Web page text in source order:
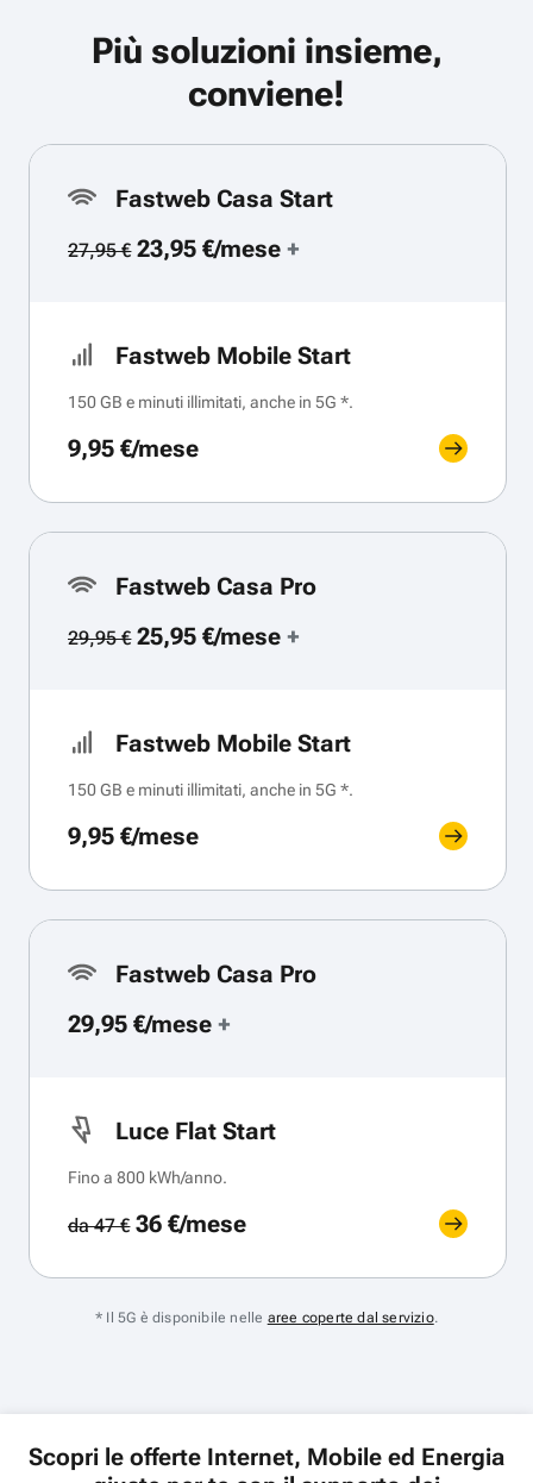
Più soluzioni insieme,
conviene!
Fastweb Casa Start
27,95 €23,95 €/mese+
Fastweb Mobile Start
150 GB e minuti illimitati, anche in 5G *.
9,95 €/mese
Fastweb Casa Pro
29,95 €25,95 €/mese+
Fastweb Mobile Start
150 GB e minuti illimitati, anche in 5G *.
9,95 €/mese
Fastweb Casa Pro
29,95 €/mese +
Luce Flat Start
Fino a 800 kWh/anno.
da 47 €36 €/mese
* Il 5G è disponibile nelle aree coperte dal servizio.
Scopri le offerte Internet, Mobile ed Energia